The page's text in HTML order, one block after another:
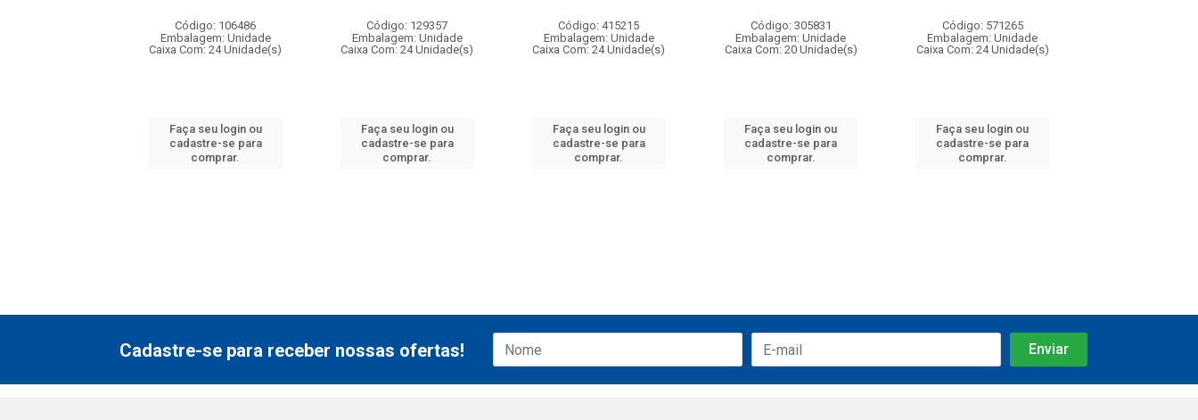
Código: 106486
Embalagem: Unidade
Caixa Com: 24 Unidade(s)
Faça seu login ou
cadastre-se para
comprar.
Código: 129357
Embalagem: Unidade
Caixa Com: 24 Unidade(s)
Faça seu login ou
cadastre-se para
comprar.
Código: 415215
Embalagem: Unidade
Caixa Com: 24 Unidade(s)
Faça seu login ou
cadastre-se para
comprar.
Código: 305831
Embalagem: Unidade
Caixa Com: 20 Unidade(s)
Faça seu login ou
cadastre-se para
comprar.
Código: 571265
Embalagem: Unidade
Caixa Com: 24 Unidade(s)
Faça seu login ou
cadastre-se para
comprar.
Cadastre-se para receber nossas ofertas!